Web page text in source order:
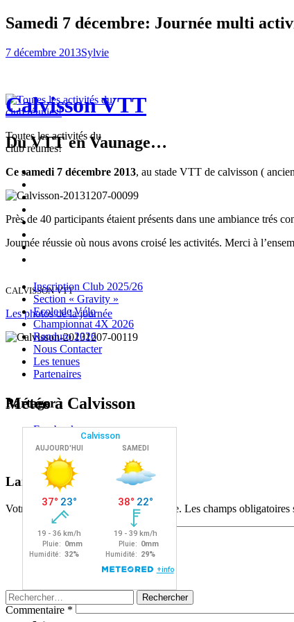
Calvisson VTT
Du VTT en Vaunage…
Inscription
2025/26
« Gravity »
Ecole
Vélo
4X
Randuro
Contacter
Les
Menu
Widgets
Recherche
Aller
contenu
Inscription Club 2025/26
Section « Gravity »
Ecole de Vélo
Championnat 4X 2026
Randuro 2026
Nous Contacter
Les tenues
Partenaires
Météo à Calvisson
Rechercher :
Samedi 7 décembre: Journée multi
7 décembre 2013Sylvie
Toutes les activités du
club réunies!
Ce samedi 7 décembre 2013, au stade VTT de calvisson (
Près de 40 participants étaient présents dans une ambiance trés
Journée réussie où nous avons croisé les activités. Merci à
CALVISSON VTT
Les photos de la journée
Partager :
Facebook
Navigation
articles
←
→
Laisser un commentaire
Votre adresse e-mail ne sera pas publiée. Les champs obligatoires
Commentaire *